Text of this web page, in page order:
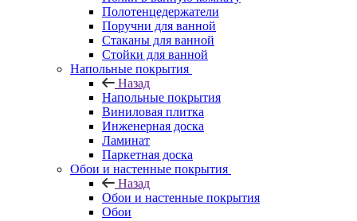
Полотенцедержатели
Поручни для ванной
Стаканы для ванной
Стойки для ванной
Напольные покрытия
Назад
Напольные покрытия
Виниловая плитка
Инженерная доска
Ламинат
Паркетная доска
Обои и настенные покрытия
Назад
Обои и настенные покрытия
Обои